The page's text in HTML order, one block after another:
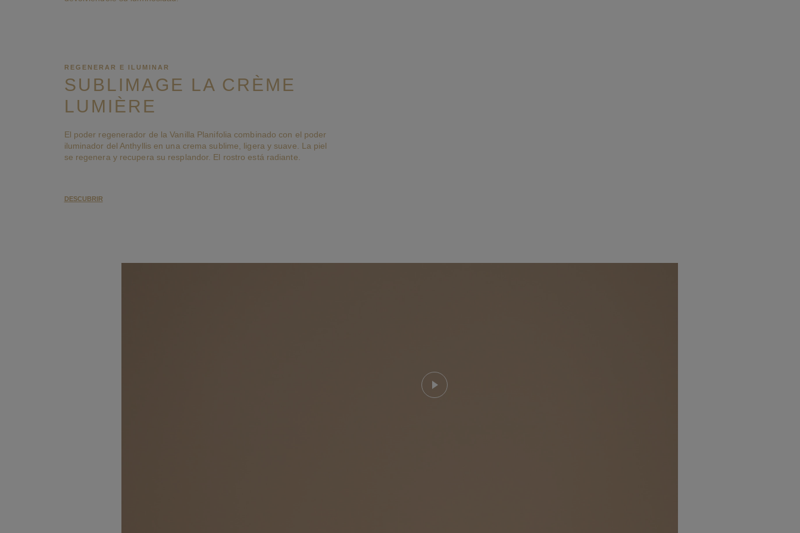
REGENERAR E ILUMINAR
SUBLIMAGE LA CRÈME
LUMIÈRE
El poder regenerador de la Vanilla Planifolia combinado con el poder
iluminador del Anthyllis en una crema sublime, ligera y suave. La piel
se regenera y recupera su resplandor. El rostro está radiante.
DESCUBRIR
Ver el vídeo